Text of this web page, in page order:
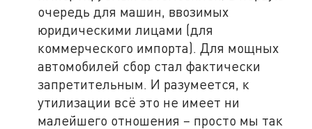
очередь для машин, ввозимых
юридическими лицами (для
коммерческого импорта). Для мощных
автомобилей сбор стал фактически
запретительным. И разумеется, к
утилизации всё это не имеет ни
малейшего отношения – просто мы так